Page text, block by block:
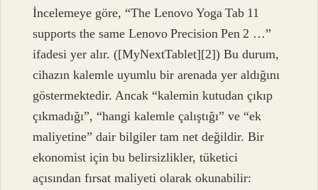
İncelemeye göre, “The Lenovo Yoga Tab 11
supports the same Lenovo Precision Pen 2 …”
ifadesi yer alır. ([MyNextTablet][2]) Bu durum,
cihazın kalemle uyumlu bir arenada yer aldığını
göstermektedir. Ancak “kalemin kutudan çıkıp
çıkmadığı”, “hangi kalemle çalıştığı” ve “ek
maliyetine” dair bilgiler tam net değildir. Bir
ekonomist için bu belirsizlikler, tüketici
açısından fırsat maliyeti olarak okunabilir: